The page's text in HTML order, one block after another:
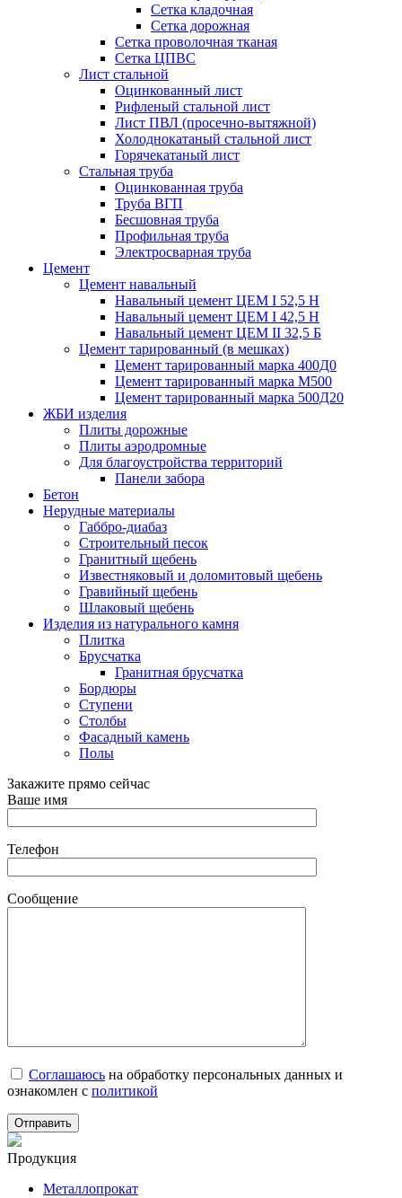
Сетка кладочная
Сетка дорожная
Сетка проволочная тканая
Сетка ЦПВС
Лист стальной
Оцинкованный лист
Рифленый стальной лист
Лист ПВЛ (просечно-вытяжной)
Холоднокатаный стальной лист
Горячекатаный лист
Стальная труба
Оцинкованная труба
Труба ВГП
Бесшовная труба
Профильная труба
Электросварная труба
Цемент
Цемент навальный
Навальный цемент ЦЕМ I 52,5 Н
Навальный цемент ЦЕМ I 42,5 H
Навальный цемент ЦЕМ II 32,5 Б
Цемент тарированный (в мешках)
Цемент тарированный марка 400Д0
Цемент тарированный марка М500
Цемент тарированный марка 500Д20
ЖБИ изделия
Плиты дорожные
Плиты аэродромные
Для благоустройства территорий
Панели забора
Бетон
Нерудные материалы
Габбро-диабаз
Строительный песок
Гранитный щебень
Известняковый и доломитовый щебень
Гравийный щебень
Шлаковый щебень
Изделия из натурального камня
Плитка
Брусчатка
Гранитная брусчатка
Бордюры
Ступени
Столбы
Фасадный камень
Полы
Закажите прямо сейчас
Ваше имя
Телефон
Сообщение
Соглашаюсь на обработку персональных данных и
ознакомлен с политикой
Продукция
Металлопрокат